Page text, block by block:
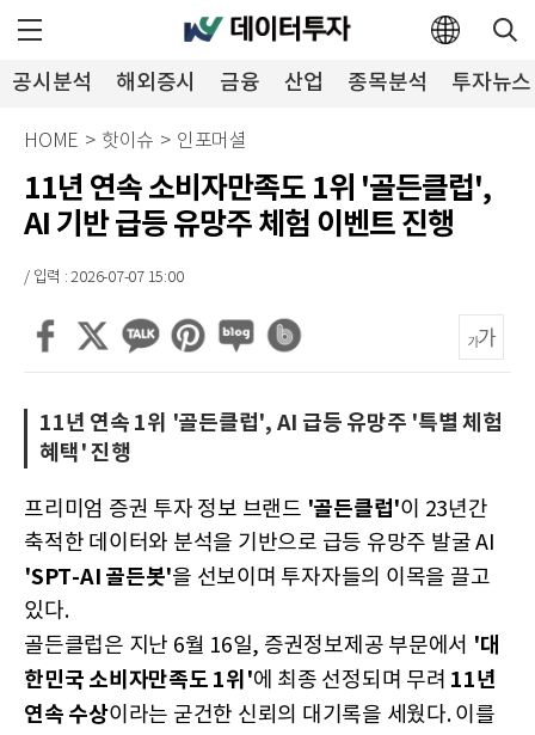
공시분석 해외증시 금융 산업 종목분석 투자뉴스
HOME > 핫이슈 > 인포머셜
11년 연속 소비자만족도 1위 '골든클럽',
AI 기반 급등 유망주 체험 이벤트 진행
/ 입력 : 2026-07-07 15:00
11년 연속 1위 '골든클럽', AI 급등 유망주 '특별 체험
혜택' 진행
프리미엄 증권 투자 정보 브랜드 '골든클럽'이 23년간
축적한 데이터와 분석을 기반으로 급등 유망주 발굴 AI
'SPT-AI 골든봇'을 선보이며 투자자들의 이목을 끌고
있다.
골든클럽은 지난 6월 16일, 증권정보제공 부문에서 '대
한민국 소비자만족도 1위'에 최종 선정되며 무려 11년
연속 수상이라는 굳건한 신뢰의 대기록을 세웠다. 이를